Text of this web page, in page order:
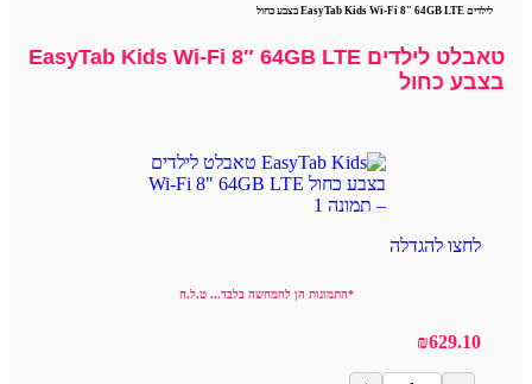
לילדים EasyTab Kids Wi-Fi 8″ 64GB LTE בצבע כחול
טאבלט לילדים EasyTab Kids Wi-Fi 8″ 64GB LTE
בצבע כחול
לחצו להגדלה
*התמונות הן להמחשה בלבד... ט.ל.ח
₪629.10